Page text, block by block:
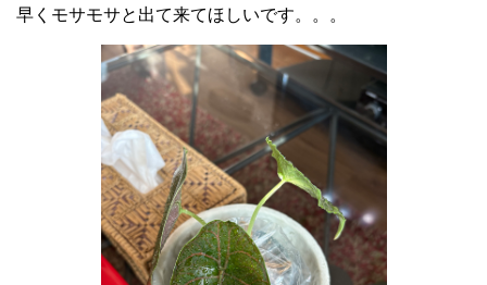
早くモサモサと出て来てほしいです。。。